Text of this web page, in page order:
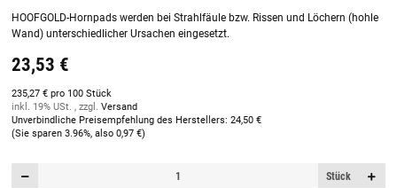
HOOFGOLD-Hornpads werden bei Strahlfäule bzw. Rissen und Löchern (hohle
Wand) unterschiedlicher Ursachen eingesetzt.
23,53 €
235,27 € pro 100 Stück
inkl. 19% USt. , zzgl. Versand
Unverbindliche Preisempfehlung des Herstellers: 24,50 €
(Sie sparen 3.96%, also 0,97 €)
Stück